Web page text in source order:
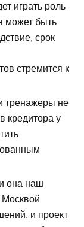
играть роль
может быть
срок
стремится к
тренажеры не
кредитора у
она наш
и проект